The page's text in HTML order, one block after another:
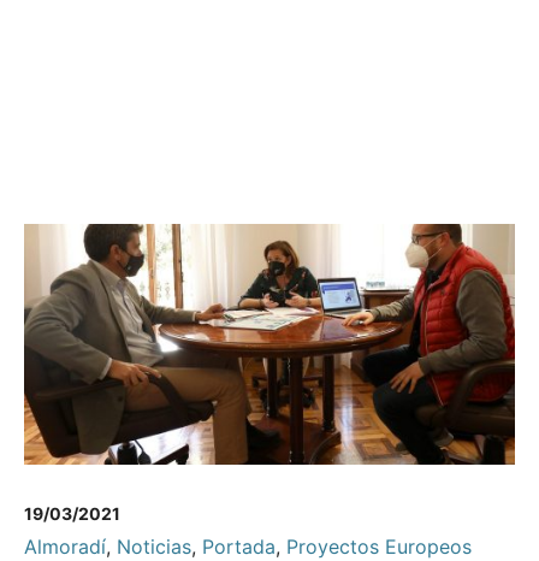
19/03/2021
Almoradí, Noticias, Portada, Proyectos Europeos